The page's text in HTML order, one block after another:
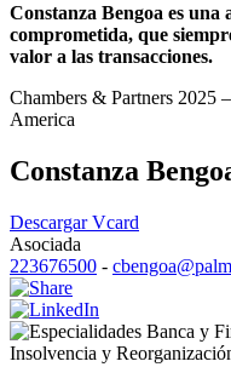
Constanza Bengoa es una
comprometida, que
valor a las transacciones.
Chambers & Partners 2025
America
Constanza
Descargar Vcard
Asociada
223676500 -
Banca y
Insolvencia y